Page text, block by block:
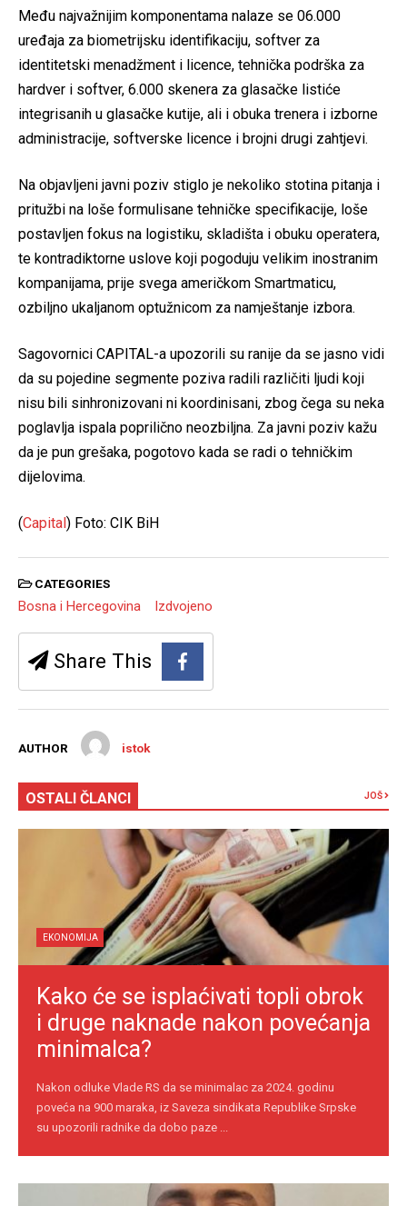
Među najvažnijim komponentama nalaze se 06.000
uređaja za biometrijsku identifikaciju, softver za
identitetski menadžment i licence, tehnička podrška za
hardver i softver, 6.000 skenera za glasačke listiće
integrisanih u glasačke kutije, ali i obuka trenera i izborne
administracije, softverske licence i brojni drugi zahtjevi.
Na objavljeni javni poziv stiglo je nekoliko stotina pitanja i
pritužbi na loše formulisane tehničke specifikacije, loše
postavljen fokus na logistiku, skladišta i obuku operatera,
te kontradiktorne uslove koji pogoduju velikim inostranim
kompanijama, prije svega američkom Smartmaticu,
ozbiljno ukaljanom optužnicom za namještanje izbora.
Sagovornici CAPITAL-a upozorili su ranije da se jasno vidi
da su pojedine segmente poziva radili različiti ljudi koji
nisu bili sinhronizovani ni koordinisani, zbog čega su neka
poglavlja ispala poprilično neozbiljna. Za javni poziv kažu
da je pun grešaka, pogotovo kada se radi o tehničkim
dijelovima.
(Capital ) Foto: CIK BiH
CATEGORIES
Bosna i Hercegovina Izdvojeno
Share This
AUTHOR istok
OSTALI ČLANCI JOŠ
EKONOMIJA
Kako će se isplaćivati topli obrok
i druge naknade nakon povećanja
minimalca?
Nakon odluke Vlade RS da se minimalac za 2024. godinu
poveća na 900 maraka, iz Saveza sindikata Republike Srpske
su upozorili radnike da dobo paze ...